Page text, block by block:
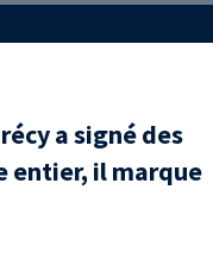
a signé des
entier, il marque